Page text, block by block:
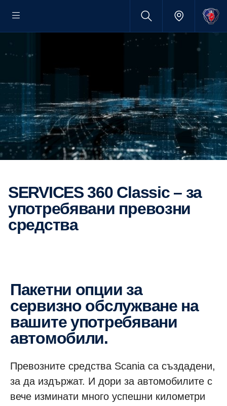
SERVICES 360 Classic – за
употребявани превозни
средства
Пакетни опции за
сервизно обслужване на
вашите употребявани
автомобили.
Превозните средства Scania са създадени,
за да издържат. И дори за автомобилите с
вече изминати много успешни километри